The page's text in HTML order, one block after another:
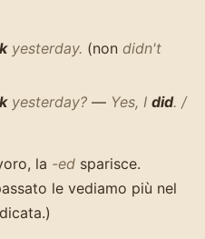
yesterday. (non didn't
yesterday? — Yes, I did. /
la -ed sparisce.
le vediamo più nel